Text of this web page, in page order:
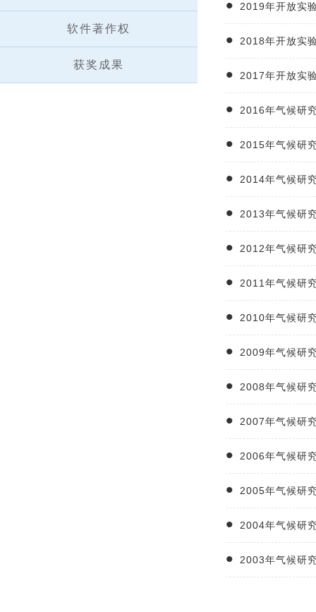
软件著作权
获奖成果
2019年开放实
2018年开放实
2017年开放实
2016年气候研
2015年气候研
2014年气候研
2013年气候研
2012年气候研
2011年气候研
2010年气候研
2009年气候研
2008年气候研
2007年气候研
2006年气候研
2005年气候研
2004年气候研
2003年气候研